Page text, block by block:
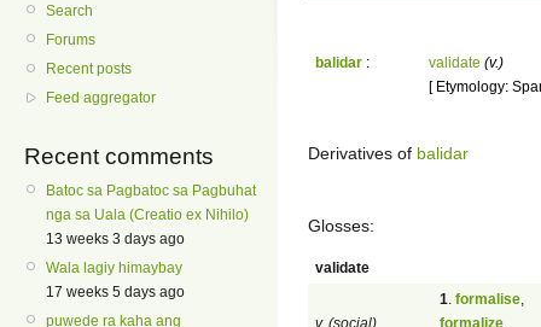
Search
Forums
Recent posts
Feed aggregator
Recent comments
Batoc sa Pagbatoc sa Pagbuhat
nga sa Uala (Creatio ex Nihilo)
13 weeks 3 days ago
Wala lagiy himaybay
17 weeks 5 days ago
puwede ra kaha ang
balidar : validate (v.)
[ Etymology:
Derivatives of balidar
Glosses:
validate
v. (social)
1 formalise
formalize